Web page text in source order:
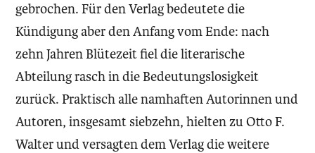
gebrochen. Für den Verlag bedeutete die
Kündigung aber den Anfang vom Ende: nach
zehn Jahren Blütezeit fiel die literarische
Abteilung rasch in die Bedeutungslosigkeit
zurück. Praktisch alle namhaften Autorinnen und
Autoren, insgesamt siebzehn, hielten zu Otto F.
Walter und versagten dem Verlag die weitere